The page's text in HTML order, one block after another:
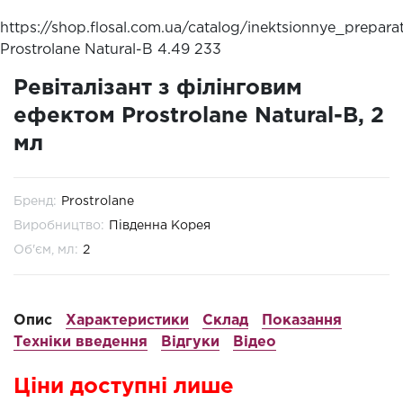
https://shop.flosal.com.ua/catalog/
Prostrolane Natural-B 4.49 233
Ревіталізант з філінговим
ефектом Prostrolane Natural-B, 2
мл
Бренд: Prostrolane
Виробництво: Південна Корея
Об'єм, мл: 2
Опис Характеристики Склад
Показання
Техніки введення
Відгуки Відео
Ціни доступні лише